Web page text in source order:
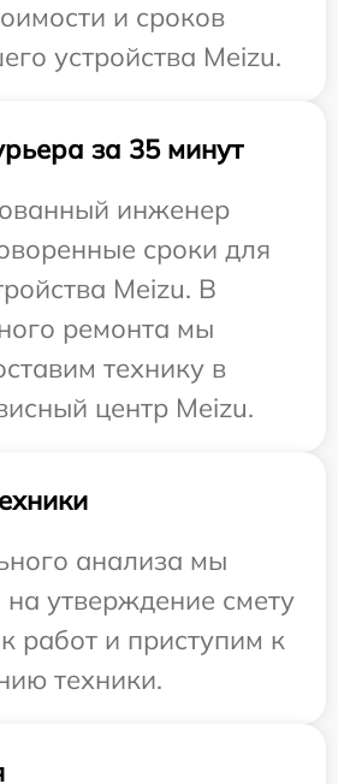
и сроков
устройства Meizu.
за 35 минут
инженер
сроки для
Meizu. В
ремонта мы
технику в
центр Meizu.
анализа мы
утверждение смету
работ и приступим к
техники.